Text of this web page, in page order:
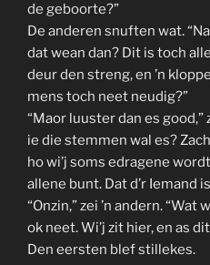
de geboorte?”
De anderen snuften wat.
dat wean dan? Dit is toch
deur den streng, en ’n
mens toch neet neudig?”
“Maor luuster dan es
ie die stemmen wal es?
ho wi’j soms edragene
allene bunt. Dat d’r Iemand
“Onzin,” zei ’n andern. “Wat
ok neet. Wi’j zit hier, en as
Den eersten blef stillekes.